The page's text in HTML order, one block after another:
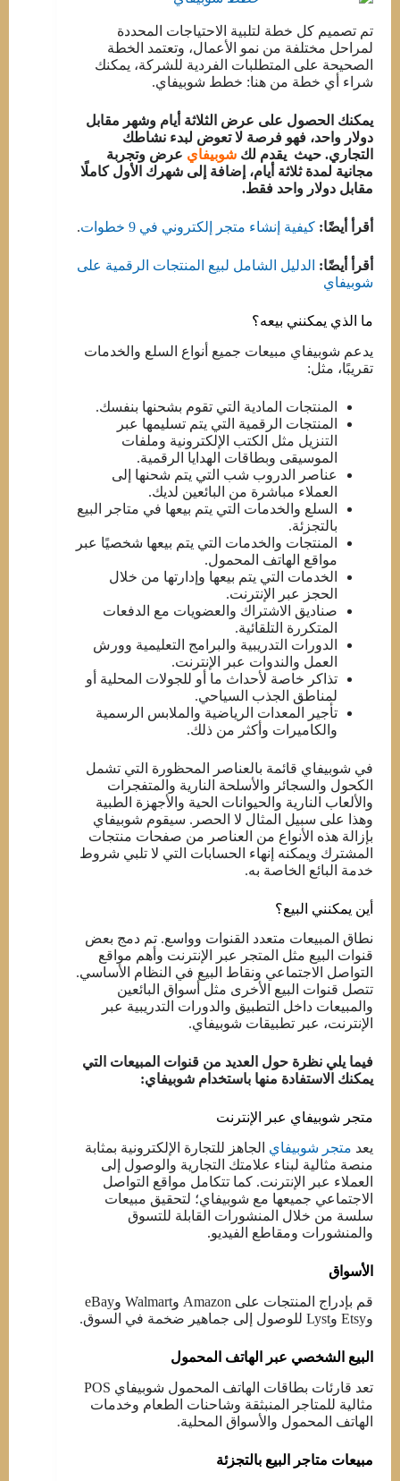
تم تصميم كل خطة لتلبية الاحتياجات المحددة
لمراحل مختلفة من نمو الأعمال، وتعتمد الخطة
الصحيحة على المتطلبات الفردية للشركة، يمكنك
شراء أي خطة من هنا: خطط شوبيفاي.
يمكنك الحصول على عرض الثلاثة أيام وشهر مقابل
دولار واحد، فهو فرصة لا تعوض لبدء نشاطك
التجاري. حيث يقدم لك شوبيفاي عرض وتجربة
مجانية لمدة ثلاثة أيام، إضافة إلى شهرك الأول كاملًا
مقابل دولار واحد فقط.
أقرأ أيضًا: كيفية إنشاء متجر إلكتروني في 9 خطوات .
أقرأ أيضًا: الدليل الشامل لبيع المنتجات الرقمية على
شوبيفاي
ما الذي يمكنني بيعه؟
يدعم شوبيفاي مبيعات جميع أنواع السلع والخدمات
تقريبًا، مثل:
المنتجات المادية التي تقوم بشحنها بنفسك.
المنتجات الرقمية التي يتم تسليمها عبر
التنزيل مثل الكتب الإلكترونية وملفات
الموسيقى وبطاقات الهدايا الرقمية.
عناصر الدروب شب التي يتم شحنها إلى
العملاء مباشرة من البائعين لديك.
السلع والخدمات التي يتم بيعها في متاجر البيع
بالتجزئة.
المنتجات والخدمات التي يتم بيعها شخصيًا عبر
مواقع الهاتف المحمول.
الخدمات التي يتم بيعها وإدارتها من خلال
الحجز عبر الإنترنت.
صناديق الاشتراك والعضويات مع الدفعات
المتكررة التلقائية.
الدورات التدريبية والبرامج التعليمية وورش
العمل والندوات عبر الإنترنت.
تذاكر خاصة لأحداث ما أو للجولات المحلية أو
لمناطق الجذب السياحي.
تأجير المعدات الرياضية والملابس الرسمية
والكاميرات وأكثر من ذلك.
في شوبيفاي قائمة بالعناصر المحظورة التي تشمل
الكحول والسجائر والأسلحة النارية والمتفجرات
والألعاب النارية والحيوانات الحية والأجهزة الطبية
وهذا على سبيل المثال لا الحصر. سيقوم شوبيفاي
بإزالة هذه الأنواع من العناصر من صفحات منتجات
المشترك ويمكنه إنهاء الحسابات التي لا تلبي شروط
خدمة البائع الخاصة به.
أين يمكنني البيع؟
نطاق المبيعات متعدد القنوات وواسع. تم دمج بعض
قنوات البيع مثل المتجر عبر الإنترنت وأهم مواقع
التواصل الاجتماعي ونقاط البيع في النظام الأساسي.
تتصل قنوات البيع الأخرى مثل أسواق البائعين
والمبيعات داخل التطبيق والدورات التدريبية عبر
الإنترنت، عبر تطبيقات شوبيفاي.
فيما يلي نظرة حول العديد من قنوات المبيعات التي
يمكنك الاستفادة منها باستخدام شوبيفاي:
متجر شوبيفاي عبر الإنترنت
يعد متجر شوبيفاي الجاهز للتجارة الإلكترونية بمثابة
منصة مثالية لبناء علامتك التجارية والوصول إلى
العملاء عبر الإنترنت. كما تتكامل مواقع التواصل
الاجتماعي جميعها مع شوبيفاي؛ لتحقيق مبيعات
سلسة من خلال المنشورات القابلة للتسوق
والمنشورات ومقاطع الفيديو.
الأسواق
قم بإدراج المنتجات على Amazon وWalmart وeBay
وEtsy وLyst للوصول إلى جماهير ضخمة في السوق.
البيع الشخصي عبر الهاتف المحمول
تعد قارئات بطاقات الهاتف المحمول شوبيفاي POS
مثالية للمتاجر المنبثقة وشاحنات الطعام وخدمات
الهاتف المحمول والأسواق المحلية.
مبيعات متاجر البيع بالتجزئة